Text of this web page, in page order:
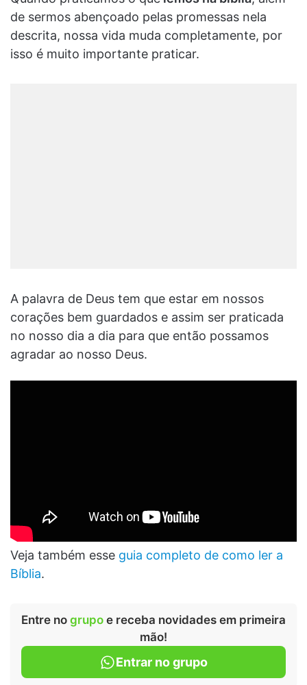
de sermos abençoado pelas promessas nela
descrita, nossa vida muda completamente, por
isso é muito importante praticar.
A palavra de Deus tem que estar em nossos
corações bem guardados e assim ser praticada
no nosso dia a dia para que então possamos
agradar ao nosso Deus.
Veja também esse guia completo de como ler a
Bíblia.
Entre no grupo e receba novidades em primeira
mão!
Entrar no grupo